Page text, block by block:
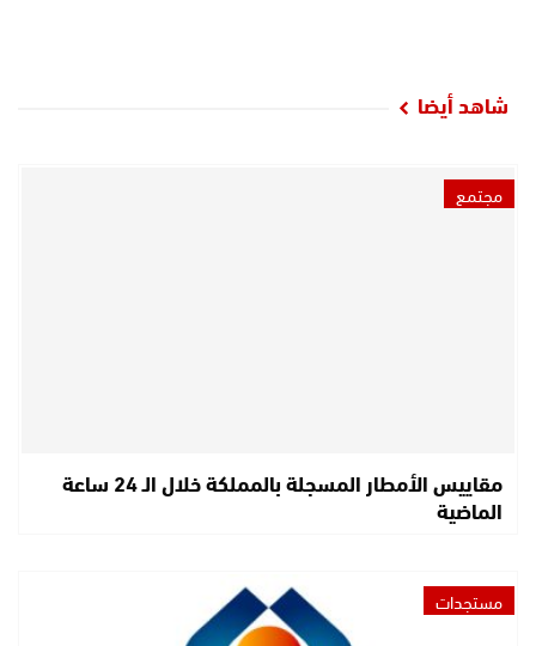
شاهد أيضا
مجتمع
مقاييس الأمطار المسجلة بالمملكة خلال الـ 24 ساعة
الماضية
مستجدات